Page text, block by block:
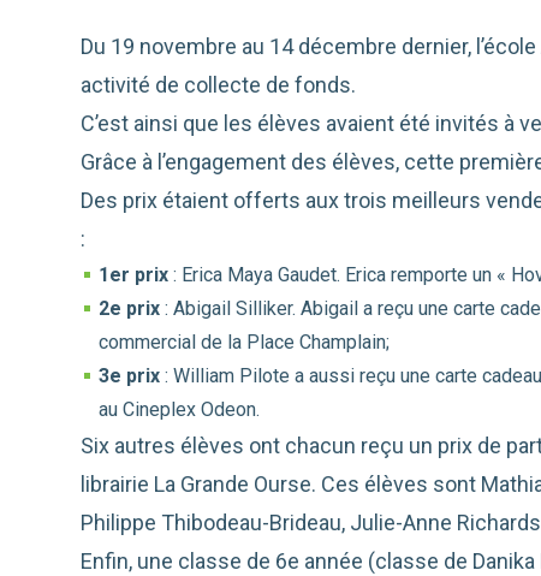
Du 19 novembre au 14 décembre dernier,
activité de collecte de fonds.
C’est ainsi que les élèves avaient été invités à
Grâce à l’engagement des élèves, cette
Des prix étaient offerts aux trois meilleurs
:
1er prix : Erica Maya Gaudet. Erica remporte un «
2e prix : Abigail Silliker. Abigail a reçu une carte
commercial de la Place Champlain;
3e prix : William Pilote a aussi reçu une carte
au Cineplex Odeon.
Six autres élèves ont chacun reçu un prix de
librairie La Grande Ourse. Ces élèves sont
Philippe Thibodeau-Brideau, Julie-Anne
Enfin, une classe de 6e année (classe de